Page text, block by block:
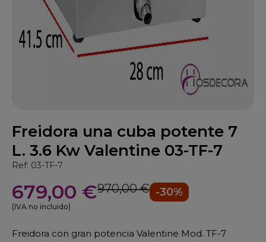
Freidora una cuba potente 7
L. 3.6 Kw Valentine 03-TF-7
Ref: 03-TF-7
679,00 €970,00 € -30%
(IVA no incluido)
Freidora con gran potencia Valentine Mod. TF-7